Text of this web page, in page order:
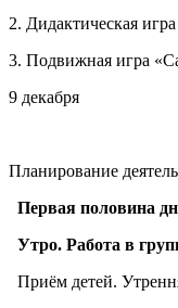
2. Дидактическая
3. Подвижная игра
9 декабря
Планирование
Первая половина
Утро. Работа в
Приём детей.